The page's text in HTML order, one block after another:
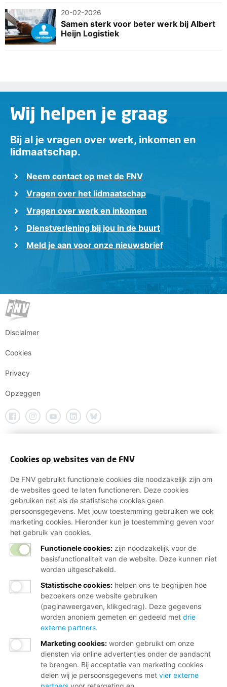
20-02-2026
Samen sterk voor beter werk bij Albert
Heijn Logistiek
Wij helpen je graag
Bij al je vragen over werk, inkomen en
lidmaatschap.
Neem contact op met de FNV
Vragen over het lidmaatschap
Vragen over werk en inkomen
Dienstverlening bij jou in de buurt
Meld je aan voor onze nieuwsbrief
Disclaimer
Cookies
Privacy
Opzeggen
Cookies op websites van de FNV
De FNV gebruikt functionele cookies die noodzakelijk zijn om
de websites goed te laten functioneren. Deze cookies
gebruiken net als de statistische cookies geen
persoonsgegevens. Met jouw toestemming gebruiken we ook
marketing cookies. Hieronder kun je toestemming geven voor
het gebruik van cookies.
Functionele cookies: zijn noodzakelijk voor de
basisfunctionaliteit van de website. Deze kunnen niet
worden uitgeschakeld.
Statistische cookies: helpen ons te begrijpen hoe
bezoekers onze website gebruiken
(paginaweergaven, klikgedrag). Deze gegevens
worden anoniem gemeten en gedeeld met drie
externe partners.
Marketing cookies: worden gebruikt om onze
diensten via online advertenties onder de aandacht
te brengen. Bij acceptatie van marketing cookies
delen wij je persoonsgegevens met vier externe